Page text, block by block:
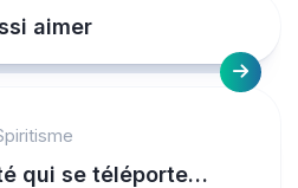
aimer
qui se téléporte…